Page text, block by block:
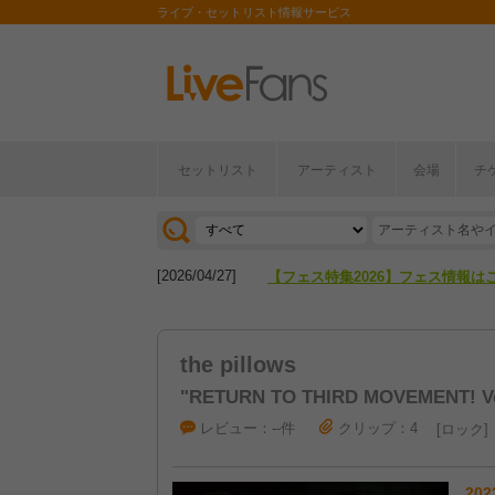
ライブ・セットリスト情報サービス
セットリスト アーティスト 会場 チ
[2026/07/28] 【ライブ動員ランキング】2026年
[2026/04/27] 【フェス特集2026】フェス情報は
the pillows
"RETURN TO THIRD MOVEMENT!
レビュー：--件 クリップ：4 ロック